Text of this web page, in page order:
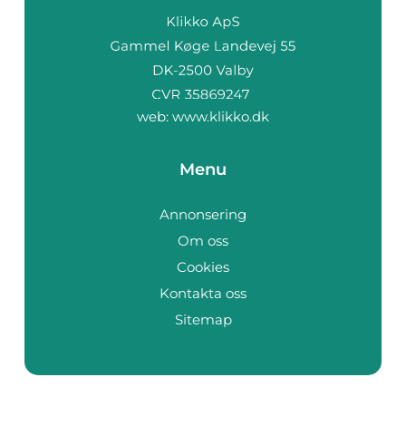
web: www.klikko.dk
Menu
Annonsering
Om oss
Cookies
Kontakta oss
Sitemap